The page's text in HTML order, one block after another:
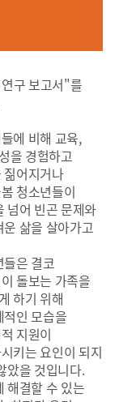
구 보고서"를
에 비해 교육,
을 경험하고
짊어지거나
청소년들이
넘어 빈곤 문제와
삶을 살아가고
은 결코
돌보는 가족을
하기 위해
인 모습을
지원이
키는 요인이 되지
았을 것입니다.
해결할 수 있는